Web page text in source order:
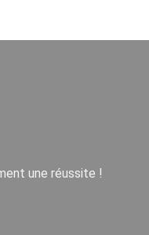
une réussite !